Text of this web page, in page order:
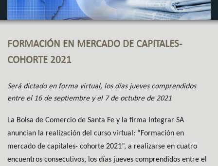
FORMACIÓN EN MERCADO DE CAPITALES-
COHORTE 2021
Será dictado en forma virtual, los días jueves comprendidos
entre el 16 de septiembre y el 7 de octubre de 2021
La Bolsa de Comercio de Santa Fe y la firma Integrar SA
anuncian la realización del curso virtual: “Formación en
mercado de capitales- cohorte 2021”, a realizarse en cuatro
encuentros consecutivos, los días jueves comprendidos entre el